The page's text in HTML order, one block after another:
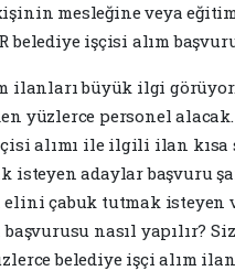
mesleğine veya
belediye işçisi alım
ilanları büyük ilgi
yüzlerce personel
alımı ile ilgili ilan
isteyen adaylar başvuru
çabuk tutmak isteyen
başvurusu nasıl yapılır?
belediye işçi alım